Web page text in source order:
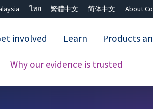
ไทย 繁體中文 简体中文 About
Why our evidence is trusted
involved Learn Products